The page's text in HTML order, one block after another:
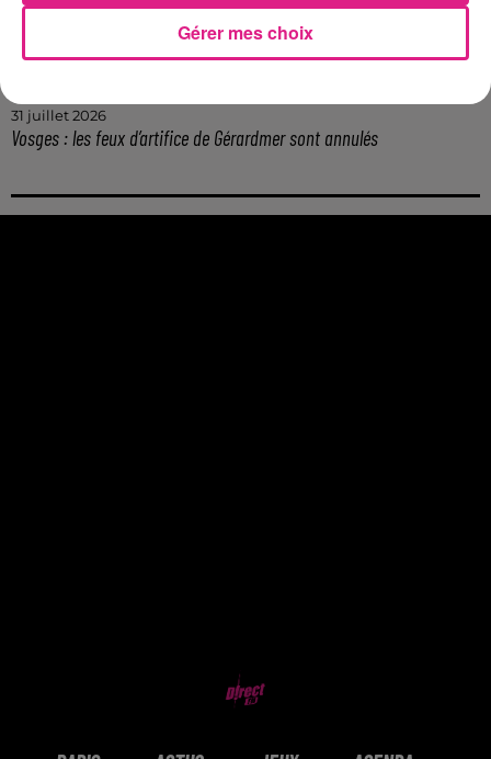
4 août 2026
Eclipse Solaire du 12 août : où voir ce phénomène en Lorraine ?
31 juillet 2026
31 juillet 2026
Vosges : les feux d’artifice de Gérardmer sont annulés
Gérer mes choix